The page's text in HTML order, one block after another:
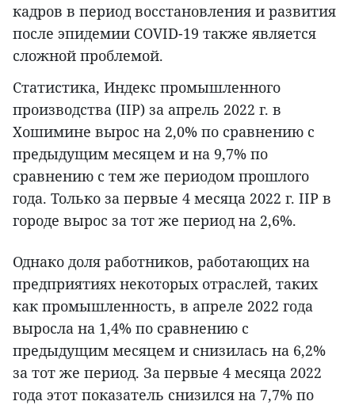
кадров в период восстановления и развития
после эпидемии COVID-19 также является
сложной проблемой.
Статистика, Индекс промышленного
производства (IIP) за апрель 2022 г. в
Хошимине вырос на 2,0% по сравнению с
предыдущим месяцем и на 9,7% по
сравнению с тем же периодом прошлого
года. Только за первые 4 месяца 2022 г. IIP в
городе вырос за тот же период на 2,6%.
Однако доля работников, работающих на
предприятиях некоторых отраслей, таких
как промышленность, в апреле 2022 года
выросла на 1,4% по сравнению с
предыдущим месяцем и снизилась на 6,2%
за тот же период. За первые 4 месяца 2022
года этот показатель снизился на 7,7% по